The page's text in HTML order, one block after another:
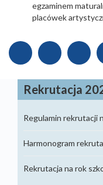
egzaminem
placówek
Rekrutacja
Regulamin rekrutacji
Harmonogram
Rekrutacja na rok